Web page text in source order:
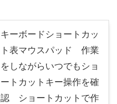
キーボードショートカッ
ト表マウスパッド 作業
をしながらいつでもショ
ートカットキー操作を確
認 ショートカットで作